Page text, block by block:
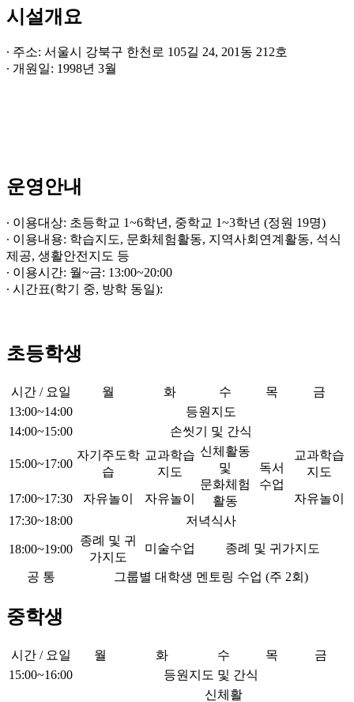
시설개요
∙ 주소: 서울시 강북구 한천로 105길 24, 201동 212호
∙ 개원일: 1998년 3월
운영안내
∙ 이용대상: 초등학교 1~6학년, 중학교 1~3학년 (정원 19명)
∙ 이용내용: 학습지도, 문화체험활동, 지역사회연계활동, 석식
제공, 생활안전지도 등
∙ 이용시간: 월~금: 13:00~20:00
∙ 시간표(학기 중, 방학 동일):
초등학생
시간 / 요일 월 화 수 목
금
13:00~14:00
등원지도
14:00~15:00
손씻기 및 간식
15:00~17:00
자기주도학
습
교과학습
지도
신체활동
및
문화체험
활동
독서
수업
교과학습
지도
17:00~17:30
자유놀이 자유놀이
자유놀이
17:30~18:00
저녁식사
18:00~19:00
종례 및 귀
가지도
미술수업 종례 및 귀가지도
공 통 그룹별 대학생 멘토링 수업 (주 2회)
중학생
시간 / 요일 월 화 수 목
금
15:00~16:00
등원지도 및 간식
신체활